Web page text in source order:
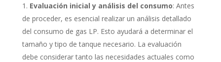
Evaluación inicial y análisis del consumo: Antes
de proceder, es esencial realizar un análisis detallado
del consumo de gas LP. Esto ayudará a determinar el
tamaño y tipo de tanque necesario. La evaluación
debe considerar tanto las necesidades actuales como